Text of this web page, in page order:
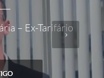
– Ex-Tarifário